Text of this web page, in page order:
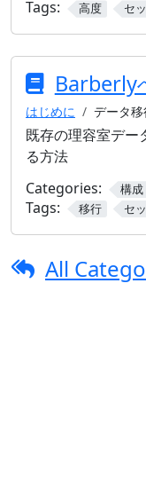
Tags: 高度 セ
Barberly
はじめに データ
既存の理容室デ
る方法
Categories:
構成
Tags: 移行 セ
All